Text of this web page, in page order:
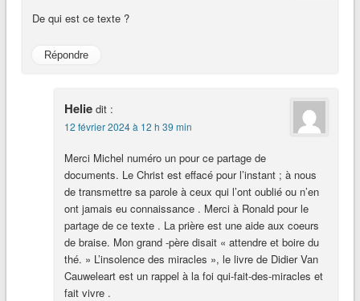
De qui est ce texte ?
Répondre
Helie dit :
12 février 2024 à 12 h 39 min
Merci Michel numéro un pour ce partage de
documents. Le Christ est effacé pour l’instant ; à nous
de transmettre sa parole à ceux qui l’ont oublié ou n’en
ont jamais eu connaissance . Merci à Ronald pour le
partage de ce texte . La prière est une aide aux coeurs
de braise. Mon grand -père disait « attendre et boire du
thé. » L’insolence des miracles », le livre de Didier Van
Cauweleart est un rappel à la foi qui-fait-des-miracles et
fait vivre .